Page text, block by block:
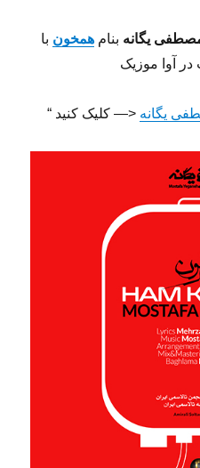
یگانه بنام همخون با
در آوا موزیک
یگانه <— کلیک کنید “